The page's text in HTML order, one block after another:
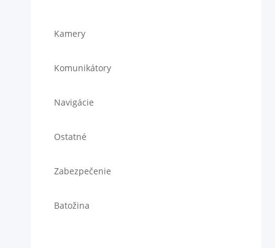
Kamery
Komunikátory
Navigácie
Ostatné
Zabezpečenie
Batožina